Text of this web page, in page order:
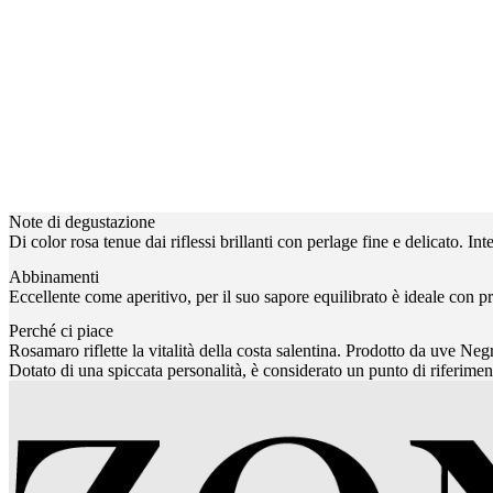
Note di degustazione
Di color rosa tenue dai riflessi brillanti con perlage fine e delicato.
Abbinamenti
Eccellente come aperitivo, per il suo sapore equilibrato è ideale con
Perché ci piace
Rosamaro riflette la vitalità della costa salentina. Prodotto da uve
Dotato di una spiccata personalità, è considerato un punto di